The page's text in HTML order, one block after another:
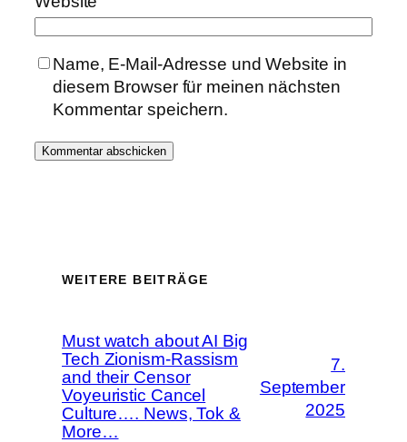
Name, E-Mail-Adresse und Website in
diesem Browser für meinen nächsten
Kommentar speichern.
WEITERE BEITRÄGE
Must watch about AI Big
Tech Zionism-Rassism
and their Censor
Voyeuristic Cancel
Culture…. News, Tok &
More…
7.
September
2025